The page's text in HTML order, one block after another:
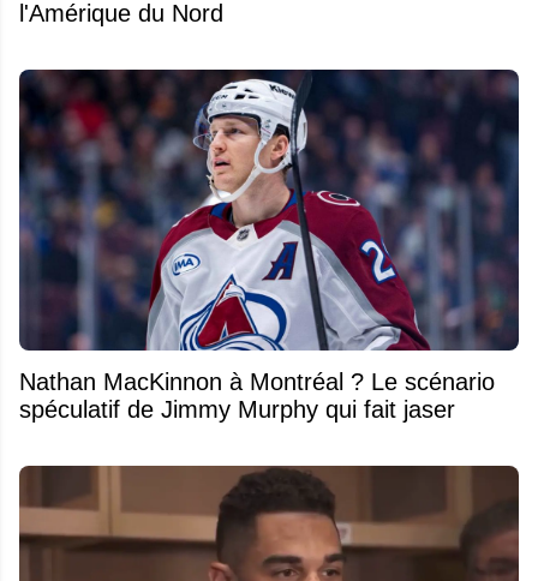
l'Amérique du Nord
Nathan MacKinnon à Montréal ? Le scénario
spéculatif de Jimmy Murphy qui fait jaser